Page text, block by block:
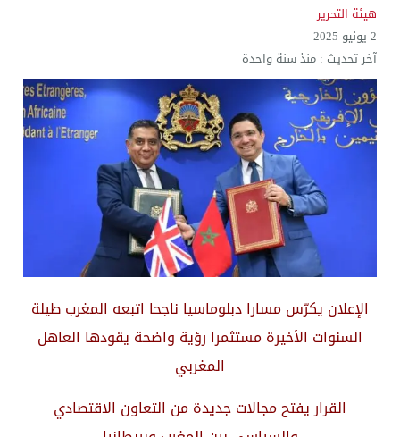
بينهم ضابطان.. توقيف أربعة منتسبين بشرطة النجف
هيئة التحرير
2 يونيو 2025
آخر تحديث :منذ سنة واحدة
الإعلان يكرّس مسارا دبلوماسيا ناجحا اتبعه المغرب طيلة
السنوات الأخيرة مستثمرا رؤية واضحة يقودها العاهل
المغربي
القرار يفتح مجالات جديدة من التعاون الاقتصادي